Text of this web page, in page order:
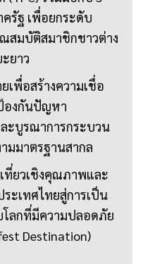
รัฐ เพื่อยกระดับ
สมบัติสมาชิกชาวต่าง
ยาว
เพื่อสร้างความเชื่อ
องกันปัญหา
ะบูรณาการกระบวน
มมาตรฐานสากล
ที่ยวเชิงคุณภาพและ
ะเทศไทยสู่การเป็น
ลกที่มีความปลอดภัย
Destination)